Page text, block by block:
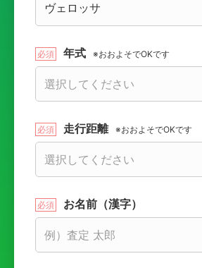
年式 ※おおよそでOKです
走行距離 ※おおよそでOKです
お名前（漢字）